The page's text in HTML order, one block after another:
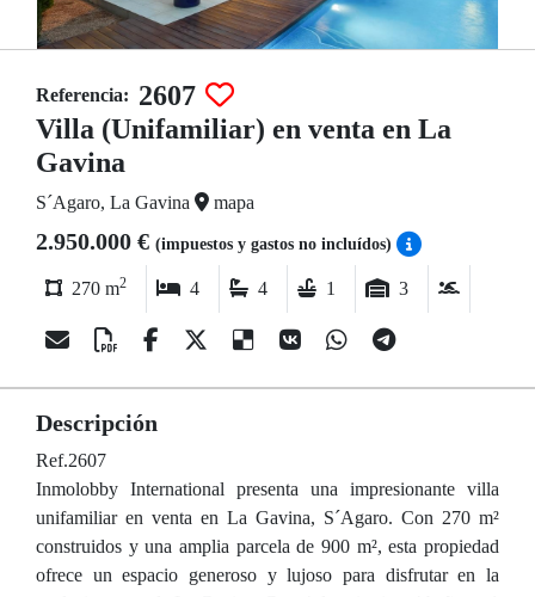
Referencia: 2607
Villa (Unifamiliar) en venta en La
Gavina
S´Agaro, La Gavina mapa
2.950.000 € (impuestos y gastos no incluídos)
270 m2 4 4 1 3
Descripción
Ref.2607
Inmolobby International presenta una impresionante villa
unifamiliar en venta en La Gavina, S´Agaro. Con 270 m²
construidos y una amplia parcela de 900 m², esta propiedad
ofrece un espacio generoso y lujoso para disfrutar en la